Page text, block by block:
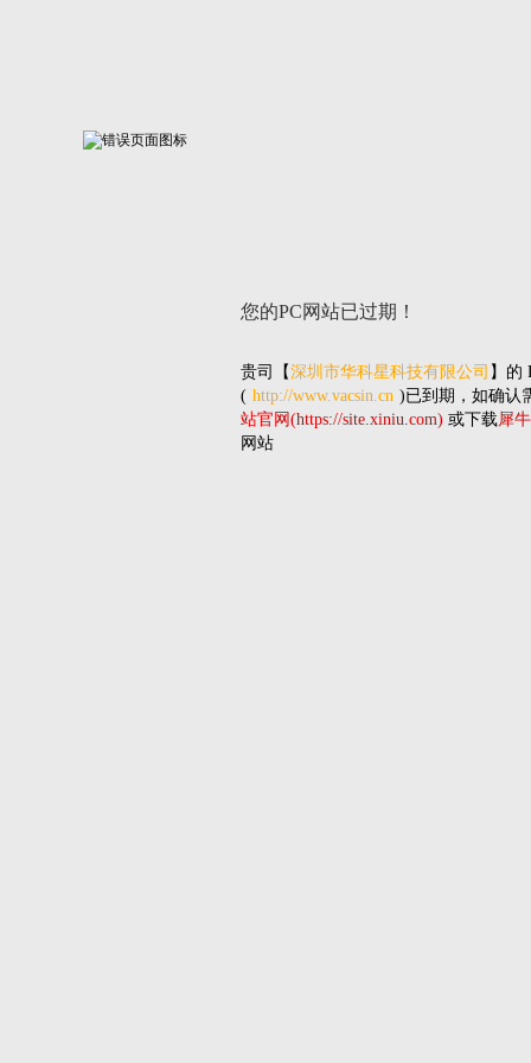
您的PC网站已过期！
贵司 【深圳市华科星科技有限公司 】的
( http://www.vacsin.cn )已到期，如确认
站官网(https://site.xiniu.com) 或下载犀
网站